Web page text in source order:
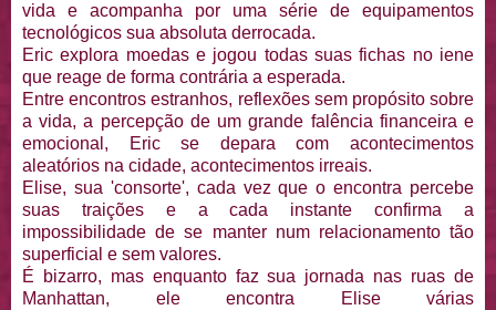
vida e acompanha por uma série de equipamentos
tecnológicos sua absoluta derrocada.
Eric explora moedas e jogou todas suas fichas no iene
que reage de forma contrária a esperada.
Entre encontros estranhos, reflexões sem propósito sobre
a vida, a percepção de um grande falência financeira e
emocional, Eric se depara com acontecimentos
aleatórios na cidade, acontecimentos irreais.
Elise, sua 'consorte', cada vez que o encontra percebe
suas traições e a cada instante confirma a
impossibilidade de se manter num relacionamento tão
superficial e sem valores.
É bizarro, mas enquanto faz sua jornada nas ruas de
Manhattan, ele encontra Elise várias